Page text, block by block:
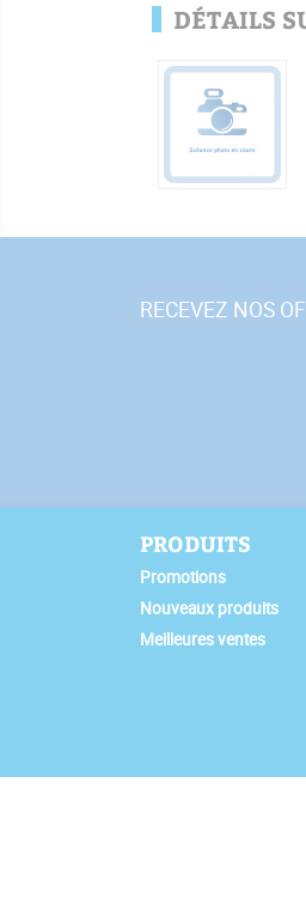
DÉTAILS
RECEVEZ NOS
PRODUITS
Promotions
Nouveaux produits
Meilleures ventes